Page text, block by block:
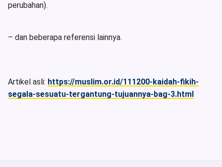
perubahan).
– dan beberapa referensi lainnya.
Artikel asli: https://muslim.or.id/111200-kaidah-fikih-
segala-sesuatu-tergantung-tujuannya-bag-3.html